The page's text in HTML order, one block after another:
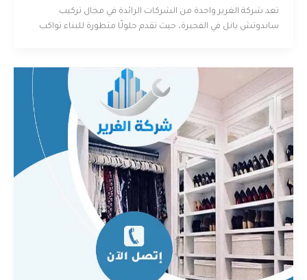
تعد شركة الغرير واحدة من الشركات الرائدة في مجال تركيب
ساندوتش بانل في الفجيرة، حيث تقدم حلولًا متطورة للبناء تواكب